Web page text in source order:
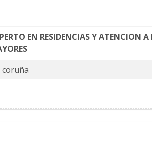
EN RESIDENCIAS Y ATENCION A
coruña